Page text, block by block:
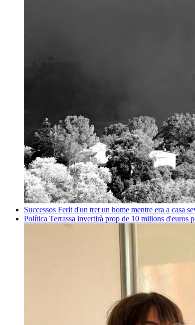
Successos Ferit d'un tret un home mentre era a casa
Política Terrassa invertirà prop de 10 milions d'euros